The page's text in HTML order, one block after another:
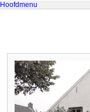
Hoofdmenu